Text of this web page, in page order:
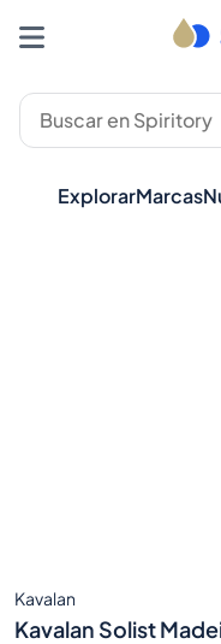
ExplorarMarcas
Kavalan
Kavalan Solist